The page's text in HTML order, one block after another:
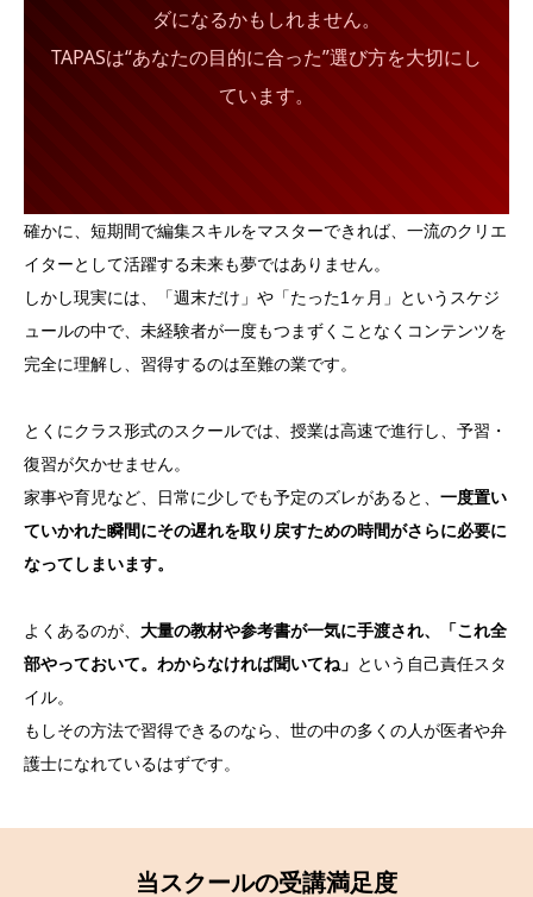
ダになるかもしれません。
TAPASは“あなたの目的に合った”選び方を大切にし
ています。
確かに、短期間で編集スキルをマスターできれば、一流のクリエ
イターとして活躍する未来も夢ではありません。
しかし現実には、「週末だけ」や「たった1ヶ月」というスケジ
ュールの中で、未経験者が一度もつまずくことなくコンテンツを
完全に理解し、習得するのは至難の業です。
とくにクラス形式のスクールでは、授業は高速で進行し、予習・
復習が欠かせません。
家事や育児など、日常に少しでも予定のズレがあると、 一度置い
ていかれた瞬間にその遅れを取り戻すための時間がさらに必要に
なってしまいます。
よくあるのが、 大量の教材や参考書が一気に手渡され、「これ全
部やっておいて。わからなければ聞いてね」 という自己責任スタ
イル。
もしその方法で習得できるのなら、世の中の多くの人が医者や弁
護士になれているはずです。
当スクールの受講満足度